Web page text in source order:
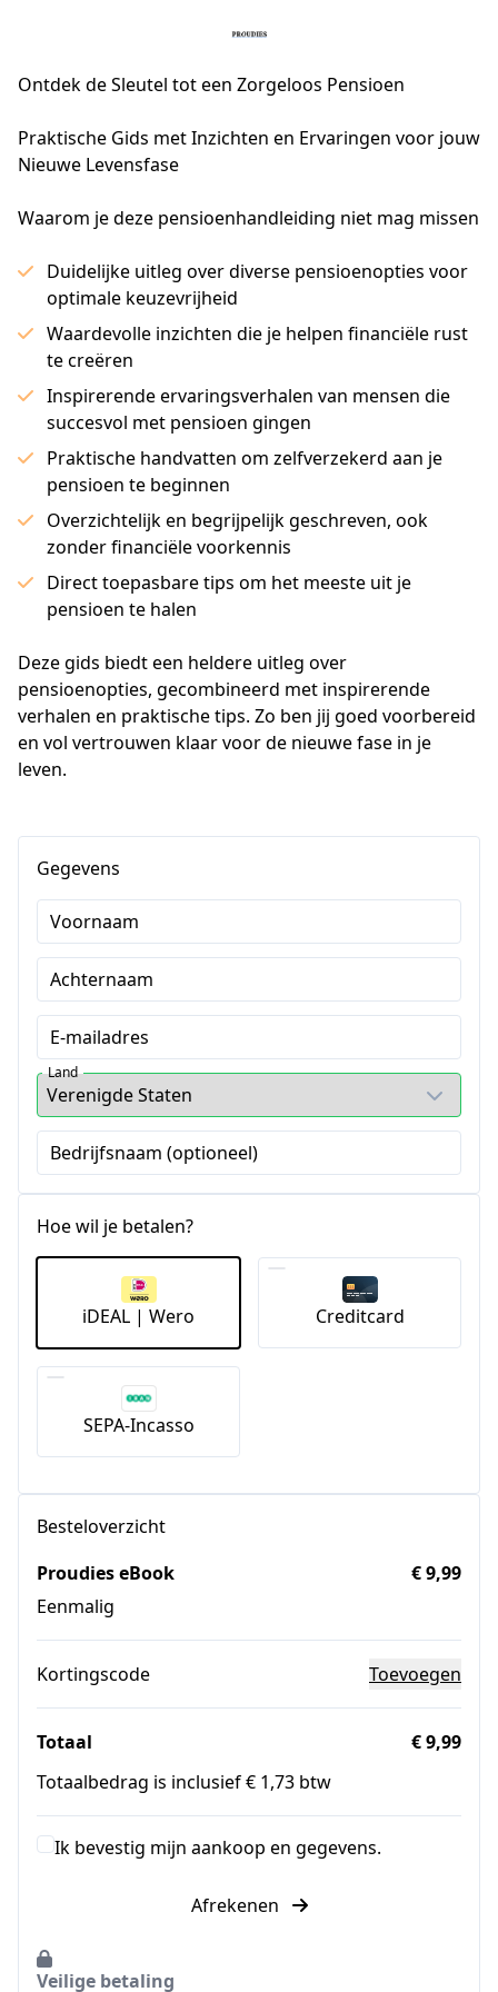
Ontdek de Sleutel tot een Zorgeloos Pensioen
Praktische Gids met Inzichten en Ervaringen voor jouw
Nieuwe Levensfase
Waarom je deze pensioenhandleiding niet mag missen
Duidelijke uitleg over diverse pensioenopties voor
optimale keuzevrijheid
Waardevolle inzichten die je helpen financiële rust
te creëren
Inspirerende ervaringsverhalen van mensen die
succesvol met pensioen gingen
Praktische handvatten om zelfverzekerd aan je
pensioen te beginnen
Overzichtelijk en begrijpelijk geschreven, ook
zonder financiële voorkennis
Direct toepasbare tips om het meeste uit je
pensioen te halen
Deze gids biedt een heldere uitleg over
pensioenopties, gecombineerd met inspirerende
verhalen en praktische tips. Zo ben jij goed voorbereid
en vol vertrouwen klaar voor de nieuwe fase in je
leven.
Gegevens
Voornaam
Achternaam
E-mailadres
Land
Bedrijfsnaam (optioneel)
Hoe wil je betalen?
iDEAL | Wero Creditcard
SEPA-Incasso
Besteloverzicht
Proudies eBook
Eenmalig
€ 9,99
Kortingscode Toevoegen
Totaal
€ 9,99
Totaalbedrag is inclusief € 1,73 btw
Ik bevestig mijn aankoop en gegevens.
Afrekenen
Veilige betaling